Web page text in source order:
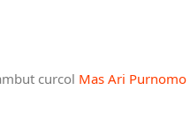
curcol Mas Ari Purnomo